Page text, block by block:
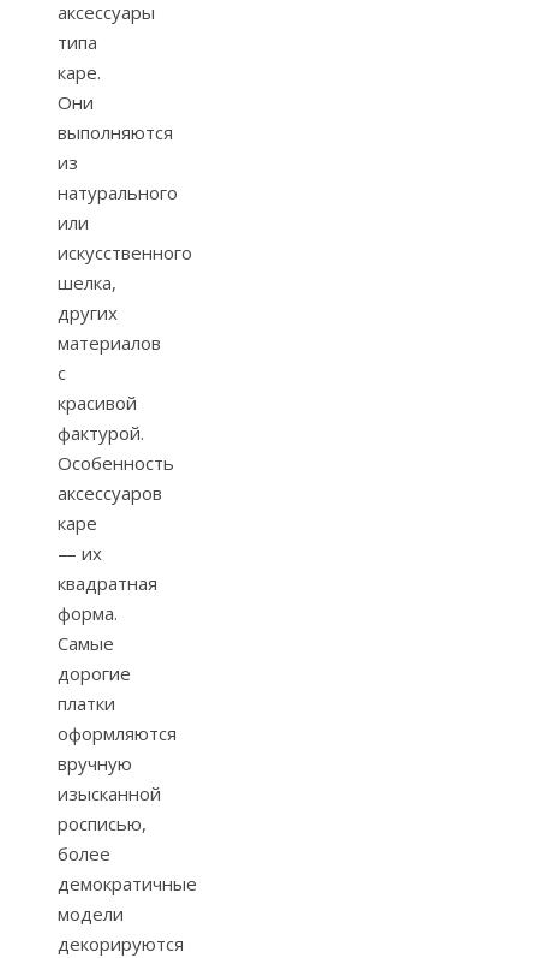
аксессуары
типа
каре.
Они
выполняются
из
натурального
или
искусственного
шелка,
других
материалов
с
красивой
фактурой.
Особенность
аксессуаров
каре
— их
квадратная
форма.
Самые
дорогие
платки
оформляются
вручную
изысканной
росписью,
более
демократичные
модели
декорируются